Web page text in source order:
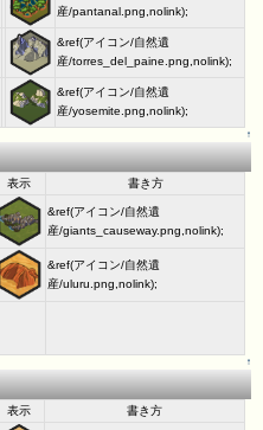
産/pantanal.png,nolink);
&ref(アイコン/自然遺
産/torres_del_paine.png,nolink);
&ref(アイコン/自然遺
産/yosemite.png,nolink);
↑
表示 書き方
&ref(アイコン/自然遺
産/giants_causeway.png,nolink);
&ref(アイコン/自然遺
産/uluru.png,nolink);
↑
表示 書き方